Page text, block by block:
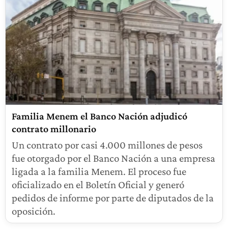
Familia Menem el Banco Nación adjudicó
contrato millonario
Un contrato por casi 4.000 millones de pesos
fue otorgado por el Banco Nación a una empresa
ligada a la familia Menem. El proceso fue
oficializado en el Boletín Oficial y generó
pedidos de informe por parte de diputados de la
oposición.